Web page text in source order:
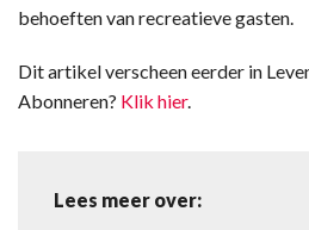
behoeften van recreatieve gasten.
Dit artikel verscheen eerder in
Abonneren? Klik hier.
Lees meer over: